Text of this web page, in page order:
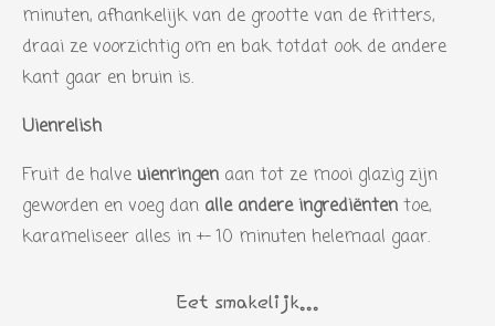
minuten, afhankelijk van de grootte van de fritters,
draai ze voorzichtig om en bak totdat ook de andere
kant gaar en bruin is.
Uienrelish
Fruit de halve uienringen aan tot ze mooi glazig zijn
geworden en voeg dan alle andere ingrediënten toe,
karameliseer alles in +- 10 minuten helemaal gaar.
Eet smakelijk...